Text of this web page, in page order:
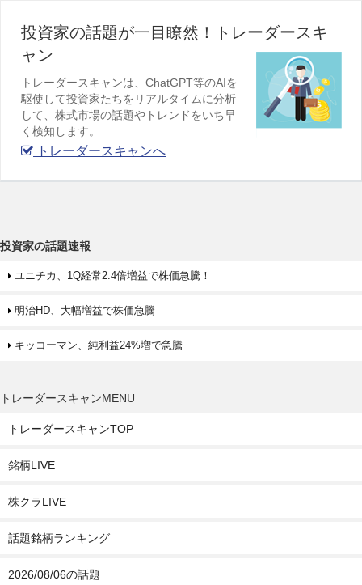
投資家の話題が一目瞭然！トレーダースキ
ャン
トレーダースキャンは、ChatGPT等のAIを
駆使して投資家たちをリアルタイムに分析
して、株式市場の話題やトレンドをいち早
く検知します。
トレーダースキャンへ
投資家の話題速報
ユニチカ、1Q経常2.4倍増益で株価急騰！
明治HD、大幅増益で株価急騰
キッコーマン、純利益24%増で急騰
トレーダースキャンMENU
トレーダースキャンTOP
銘柄LIVE
株クラLIVE
話題銘柄ランキング
2026/08/06の話題